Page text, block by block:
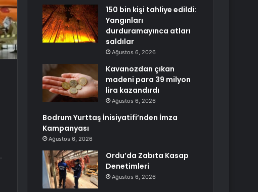
150 bin kişi tahliye edildi:
Yangınları
durduramayınca atları
saldılar
Ağustos 6, 2026
Kavanozdan çıkan
madeni para 39 milyon
lira kazandırdı
Ağustos 6, 2026
Bodrum Yurttaş İnisiyatifi’nden İmza
Kampanyası
Ağustos 6, 2026
Ordu’da Zabıta Kasap
Denetimleri
Ağustos 6, 2026